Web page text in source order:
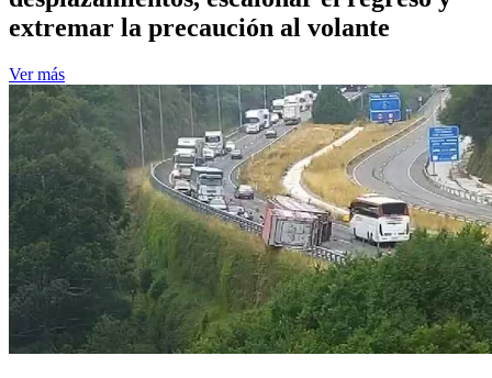
extremar la precaución al volante
Ver más